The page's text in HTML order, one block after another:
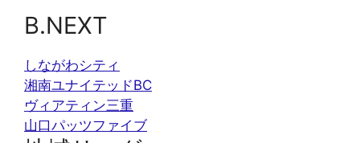
B.NEXT
しながわシティ
湘南ユナイテッドBC
ヴィアティン三重
山口パッツファイブ